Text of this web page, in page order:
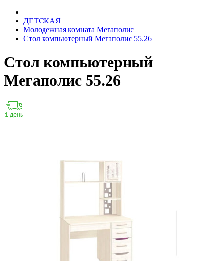
ДЕТСКАЯ
Молодежная комната Мегаполис
Стол компьютерный Мегаполис 55.26
Стол компьютерный
Мегаполис 55.26